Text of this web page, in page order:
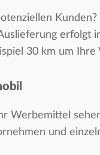
erfolgt
30 km um
Werbemittel
und